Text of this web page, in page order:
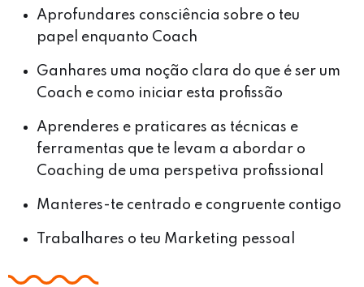
Aprofundares consciência sobre o teu
papel enquanto Coach
Ganhares uma noção clara do que é ser um
Coach e como iniciar esta profissão
Aprenderes e praticares as técnicas e
ferramentas que te levam a abordar o
Coaching de uma perspetiva profissional
Manteres-te centrado e congruente contigo
Trabalhares o teu Marketing pessoal